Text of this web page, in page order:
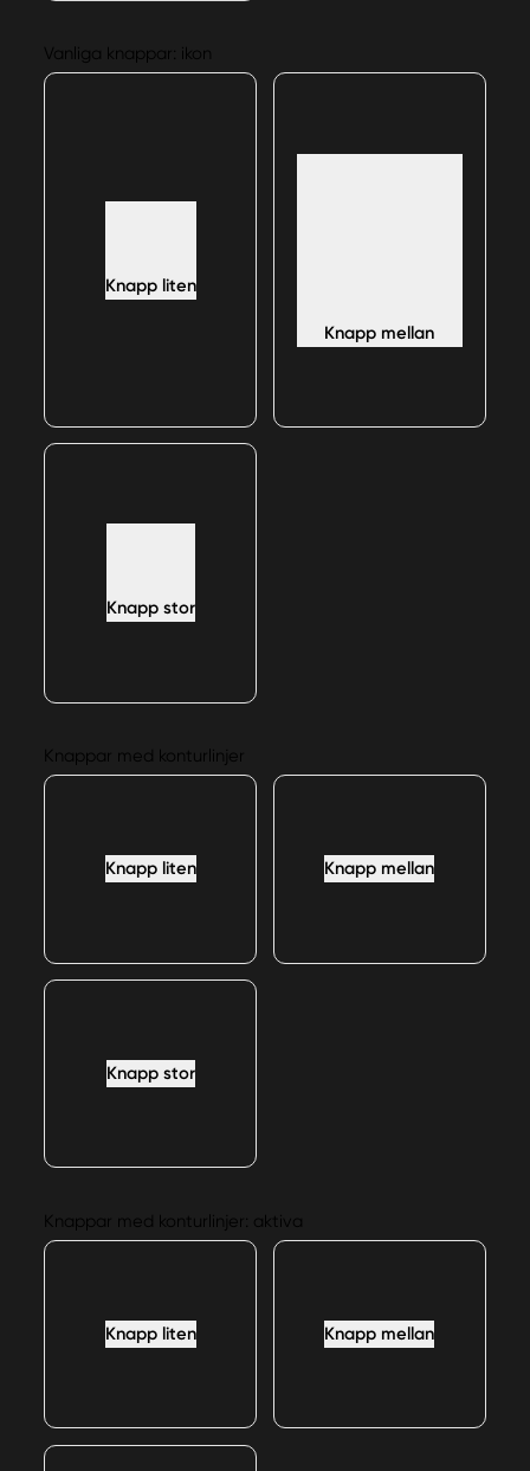
Vanliga knappar: ikon
Knapp liten
Knapp mellan
Knapp stor
Knappar med konturlinjer
Knapp liten Knapp mellan
Knapp stor
Knappar med konturlinjer: aktiva
Knapp liten Knapp mellan